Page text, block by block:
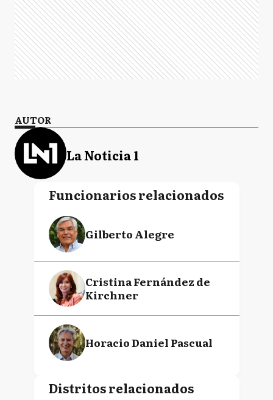
AUTOR
La Noticia 1
Funcionarios relacionados
Gilberto Alegre
Cristina Fernández de
Kirchner
Horacio Daniel Pascual
Distritos relacionados